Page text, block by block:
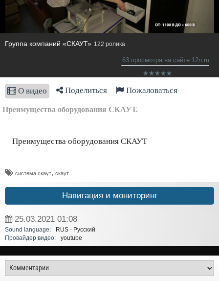
Группа компаний «СКАУТ» 122 ролика
63 просмотра на сайте 12n.ru
О видео Поделиться Пожаловаться
Преимущества оборудования СКАУТ.
Преимущества оборудования СКАУТ
система скаут, скаут
Навигация и мониторинг
25.03.2021 01:08
Sound language:
RUS - Русский
Провайдер видео:
youtube